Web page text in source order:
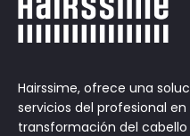
Hairssime, ofrece una
servicios del profesional
transformación del cabello